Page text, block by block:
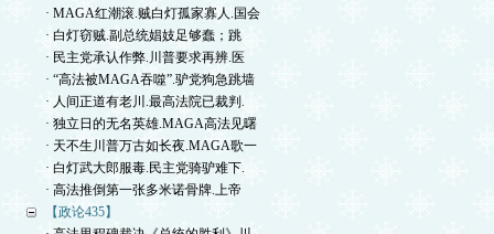
· MAGA红潮滚.贼白灯孤家寡人.国会
· 白灯窃贼.副总统娼妓足够蠢；跳
· 民主党承认作弊.川普要求再辨.医
· “高法被MAGA吞噬”.驴党狗急跳墙
· 人间正道有老川.最高法院已裁判.
· 独立日的无名英雄.MAGA高法见曙
· 天不生川普万古如长夜.MAGA歌一
· 白灯武大郎服毒.民主党骑驴难下.
· 高法推倒第一张多米诺骨牌.上帝
【政论435】